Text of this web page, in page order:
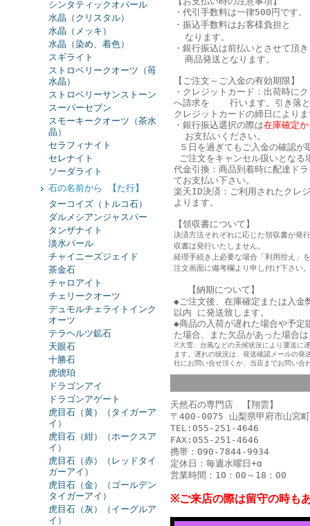
シンタティックオパール
水晶（クリスタル）
水晶（メッキ）
水晶（染め、着色）
スギライト
ストロベリークオーツ（苺
水晶）
ストロベリーサンストーン
スーパーセブン
スモーキークオーツ（茶水
晶）
セラフィナイト
セレナイト
ソーダライト
石の名前から 【た行】
ターコイズ（トルコ石）
ダルメシアンジャスパー
タンザナイト
淡水パール
チャイニーズジェイド
茶金石
チャロアイト
チェリークオーツ
デュモルチェライトインク
オーツ
テラヘルツ鉱石
天眼石
十勝石
虎琥珀
ドラゴンアイ
ドラゴンアゲート
虎目石（黄）（タイガーア
イ）
虎目石（紺）（ホークスア
イ）
虎目石（赤）（レッドタイ
ガーアイ）
虎目石（金）（ゴールデン
タイガーアイ）
虎目石（灰）（イーグルア
イ）
・代引手数料は一律500円です。
・振込手数料はお客様負担と
なります。
・銀行振込は前払いとさせて頂
商品発送となります。
【ご注文～ご入金の有効期限】
・クレジットカード：出荷時に
へ請求を 行います。引き落と
クレジットカードの締日により
・銀行振込選択の際は在庫確定
お支払いください。
５日を過ぎてもご入金の確認が
ご注文をキャンセル扱いとなる
代金引換：商品到着時に配達ド
てお支払い下さい。
楽天ID決済：ご利用されたクレ
よります。
【領収書について】
決済方法それぞれに応じた領収書が発
収書は発行いたしません。
経理手続き上必要な場合「利用控え」
注文画面に備考欄より申し付け下さい。
【納期について】
◆ご注文後、在庫確定または入
以内 に発送致します。
◆商品の入荷が遅れた場合や予定
た場合、また欠品があった場合
※大雪、台風などの天候状況により運送に
ます。遅れの状況は、発送確認メールの発
社にお問い合せ頂くか、当店までお問い合
天然石の専門店 【翔雲】
〒400-0075 山梨県甲府市山宮
TEL:055-251-4646
FAX:055-251-4646
携帯：090-7844-9934
定休日：毎週水曜日+α
営業時間：10：00～18：00
※ご来店の際は留守の時も